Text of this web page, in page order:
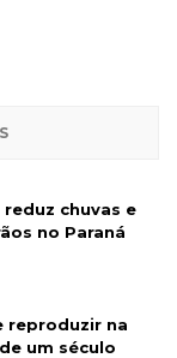
chuvas e
no Paraná
reproduzir na
um século